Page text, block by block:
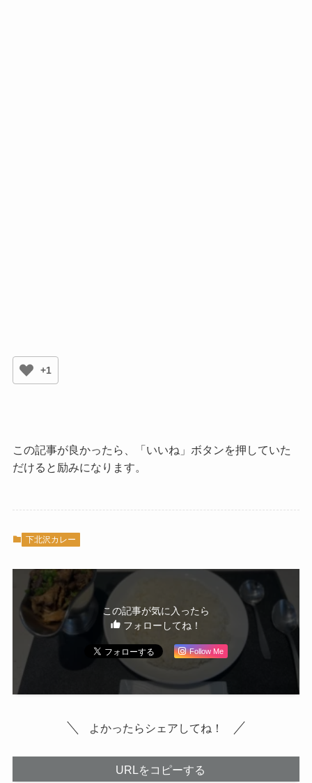
+1
この記事が良かったら、「いいね」ボタンを押していた
だけると励みになります。
下北沢カレー
この記事が気に入ったら
フォローしてね！
Follow Me
よかったらシェアしてね！
URLをコピーする